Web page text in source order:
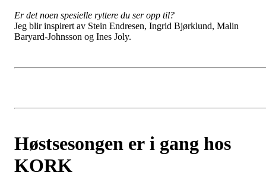
Er det noen spesielle ryttere du ser opp til?
Jeg blir inspirert av Stein Endresen, Ingrid Bjørklund, Malin
Baryard-Johnsson og Ines Joly.
Høstsesongen er i gang hos
KORK